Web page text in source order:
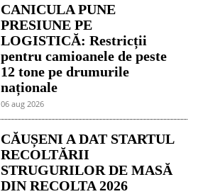
CANICULA PUNE
PRESIUNE PE
LOGISTICĂ: Restricții
pentru camioanele de peste
12 tone pe drumurile
naționale
06 aug 2026
CĂUȘENI A DAT STARTUL
RECOLTĂRII
STRUGURILOR DE MASĂ
DIN RECOLTA 2026